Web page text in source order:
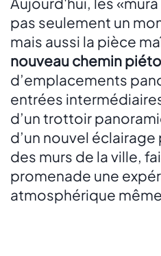
pas seulement un
mais aussi la pièce
nouveau chemin
d’emplacements
entrées
d’un trottoir
d’un nouvel
des murs de la ville,
promenade une
atmosphérique